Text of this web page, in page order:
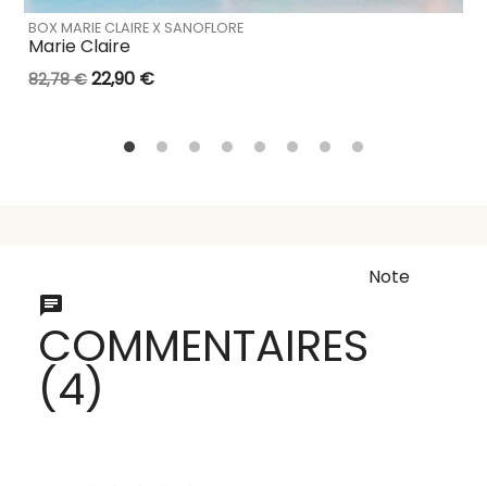
BOX MARIE CLAIRE X SANOFLORE
Marie Claire
82,78 € 22,90 €
COMMENTAIRES
(4)
Note